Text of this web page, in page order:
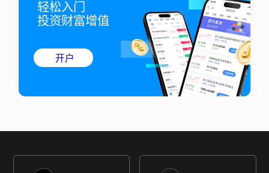
轻松入门
投资财富增值
开户